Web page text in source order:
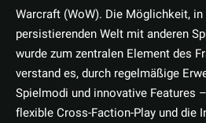
Warcraft (WoW). Die Möglichkeit,
persistierenden Welt mit anderen
wurde zum zentralen Element des
verstand es, durch regelmäßige
Spielmodi und innovative Features
flexible Cross-Faction-Play und die